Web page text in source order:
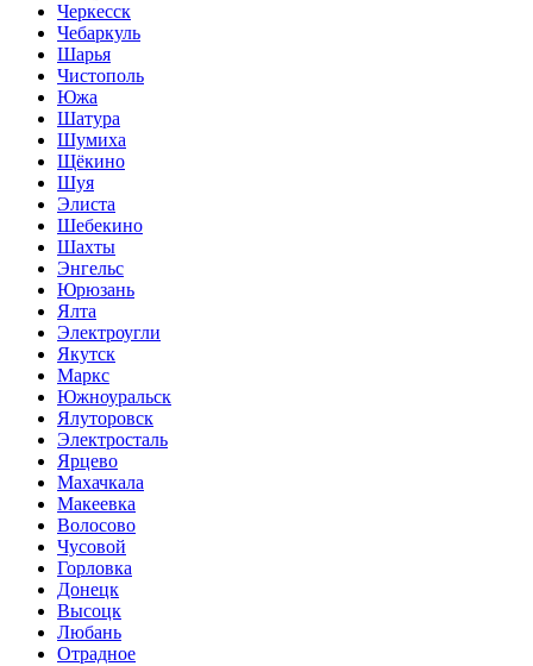
Черкесск
Чебаркуль
Шарья
Чистополь
Южа
Шатура
Шумиха
Щёкино
Шуя
Элиста
Шебекино
Шахты
Энгельс
Юрюзань
Ялта
Электроугли
Якутск
Маркс
Южноуральск
Ялуторовск
Электросталь
Ярцево
Махачкала
Макеевка
Волосово
Чусовой
Горловка
Донецк
Высоцк
Любань
Отрадное